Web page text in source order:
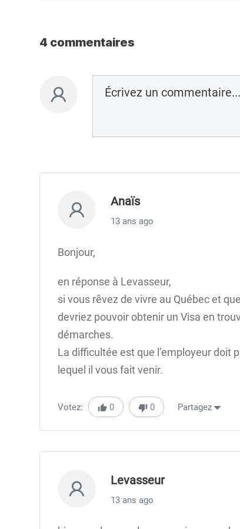
4 commentaires
Anaïs
13 ans ago
Bonjour,
en réponse à Levasseur,
si vous rêvez de vivre au Québec et
devriez pouvoir obtenir un Visa en
démarches.
La difficultée est que l’employeur doit
lequel il vous fait venir.
Votez: 0 0 Partagez
Levasseur
13 ans ago